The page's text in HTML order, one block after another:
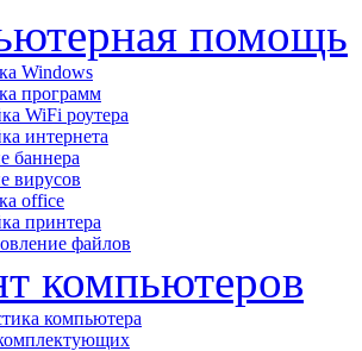
помощь
Windows
программ
WiFi роутера
интернета
баннера
вирусов
office
принтера
файлов
компьютеров
компьютера